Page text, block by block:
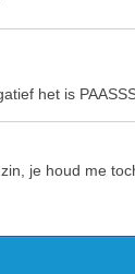
het is
je houd me